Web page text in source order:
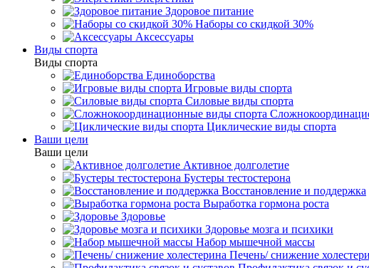
Здоровое питание
Наборы со скидкой 30%
Аксессуары
Виды спорта
Виды спорта
Единоборства
Игровые виды спорта
Силовые виды спорта
Циклические виды спорта
Ваши цели
Ваши цели
Активное долголетие
Бустеры тестостерона
Восстановление и поддержка
Выработка гормона роста
Здоровье
Здоровье мозга и психики
Набор мышечной массы
Печень/ снижение